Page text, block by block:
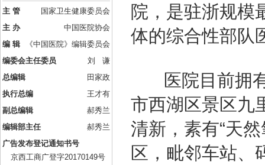
主 管
国家卫生健康委员会
主 办
中国医院协会
编 辑
《中国医院》编辑委员会
编委会主任委员
刘 谦
总编辑
田家政
执行总编
王才有
副总编辑
郝秀兰
编辑部主任
郝秀兰
广告发布登记通知书号
京西工商广登字20170149号
院，是驻浙规模
体的综合性部队
医院目前拥有
市西湖区景区九
清新，素有“天
区，毗邻车站、